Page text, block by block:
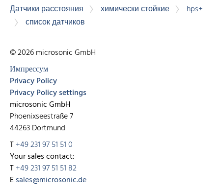
Датчики расстояния химически стойкие
hps+
список датчиков
© 2026 microsonic GmbH
Импрессум
Privacy Policy
Privacy Policy settings
microsonic GmbH
Phoenixseestraße 7
44263 Dortmund
T+49 231 97 51 51 0
Your sales contact:
T+49 231 97 51 51 82
Esales@microsonic.de